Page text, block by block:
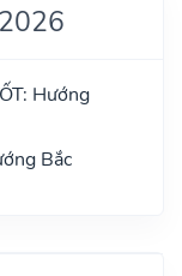
Hướng
Bắc